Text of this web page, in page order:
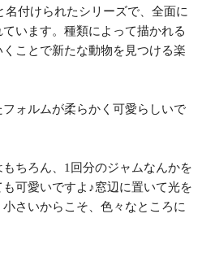
名付けられたシリーズで、全面に
います。種類によって描かれる
ことで新たな動物を見つける楽
ォルムが柔らかく可愛らしいで
ちろん、1回分のジャムなんかを
可愛いですよ♪窓辺に置いて光を
さいからこそ、色々なところに